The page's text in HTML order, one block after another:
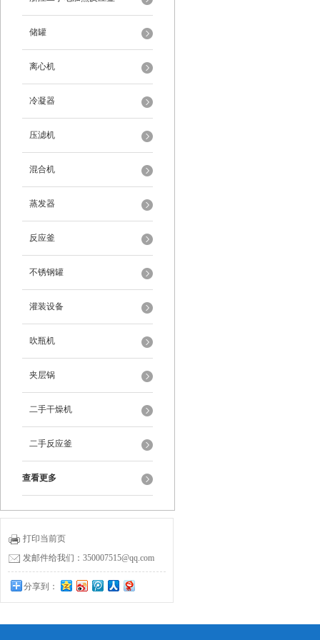
储罐
离心机
冷凝器
压滤机
混合机
蒸发器
反应釜
不锈钢罐
灌装设备
吹瓶机
夹层锅
二手干燥机
二手反应釜
查看更多
打印当前页
发邮件给我们：350007515@qq.com
分享到：